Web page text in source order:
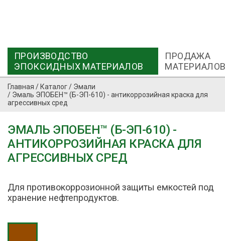
ПРОИЗВОДСТВО
ЭПОКСИДНЫХ МАТЕРИАЛОВ
ПРОДАЖА
Главная / Каталог/ Эмали
/ Эмаль ЭПОБЕН™ (Б-ЭП-610) - антикоррозийная краска для
агрессивных сред
ЭМАЛЬ ЭПОБЕН™ (Б-ЭП-610) -
АНТИКОРРОЗИЙНАЯ КРАСКА ДЛЯ
АГРЕССИВНЫХ СРЕД
Для противокоррозионной защиты емкостей под
хранение нефтепродуктов.